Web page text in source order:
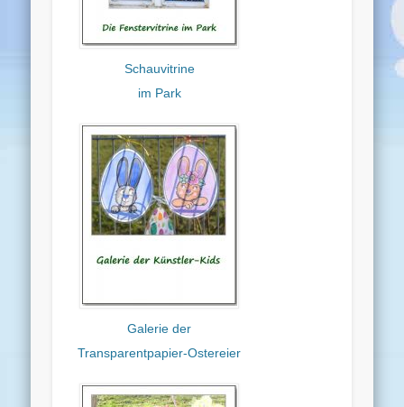
Schauvitrine
im Park
Galerie der
Transparentpapier-Ostereier